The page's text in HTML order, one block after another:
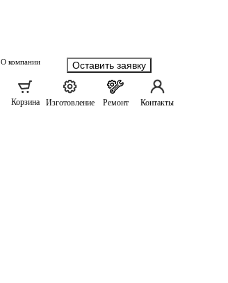
О компании Оставить заявку
Корзина Изготовление Ремонт Контакты